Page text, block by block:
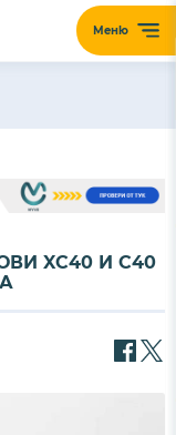
Меню
XC40 И C40